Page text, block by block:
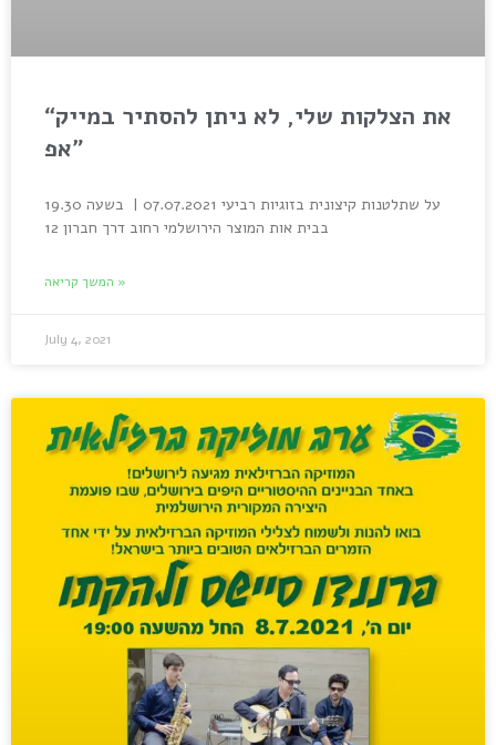
“את הצלקות שלי, לא ניתן להסתיר במייק
אפ”
על שתלטנות קיצונית בזוגיות רביעי 07.07.2021 | בשעה 19.30
בבית אות המוצר הירושלמי רחוב דרך חברון 12
המשך קריאה »
July 4, 2021